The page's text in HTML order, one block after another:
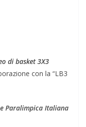
di basket 3X3
con la “LB3
Paralimpica Italiana